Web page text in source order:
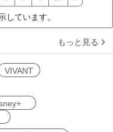
しています。
もっと見る
VIVANT